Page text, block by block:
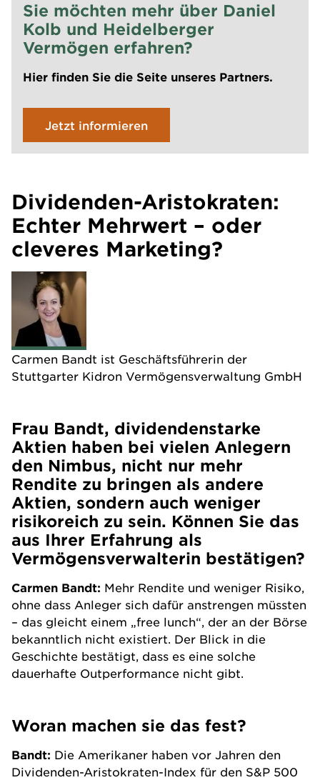
Sie möchten mehr über Daniel
Kolb und Heidelberger
Vermögen erfahren?
Hier finden Sie die Seite unseres Partners.
Jetzt informieren
Dividenden-Aristokraten:
Echter Mehrwert – oder
cleveres Marketing?
Carmen Bandt ist Geschäftsführerin der
Stuttgarter Kidron Vermögensverwaltung GmbH
Frau Bandt, dividendenstarke
Aktien haben bei vielen Anlegern
den Nimbus, nicht nur mehr
Rendite zu bringen als andere
Aktien, sondern auch weniger
risikoreich zu sein. Können Sie das
aus Ihrer Erfahrung als
Vermögensverwalterin bestätigen?
Carmen Bandt: Mehr Rendite und weniger Risiko,
ohne dass Anleger sich dafür anstrengen müssten
– das gleicht einem „free lunch“, der an der Börse
bekanntlich nicht existiert. Der Blick in die
Geschichte bestätigt, dass es eine solche
dauerhafte Outperformance nicht gibt.
Woran machen sie das fest?
Bandt: Die Amerikaner haben vor Jahren den
Dividenden-Aristokraten-Index für den S&P 500